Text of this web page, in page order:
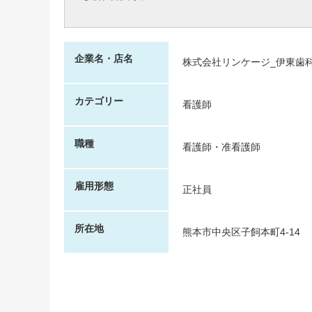
企業名・店名 株式会社リンケージ_伊東歯
カテゴリー 看護師
職種 看護師・准看護師
雇用形態 正社員
所在地 熊本市中央区子飼本町4-14